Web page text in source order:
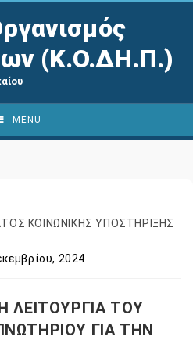
(Κ.Ο.ΔΗ.Π.)
MENU
ΚΟΙΝΩΝΙΚΗΣ ΥΠΟΣΤΗΡΙΞΗΣ
2024
ΛΕΙΤΟΥΡΓΙΑ ΤΟΥ
ΓΙΑ ΤΗΝ